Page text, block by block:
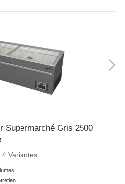
Supermarché Gris 2500
4 Variantes